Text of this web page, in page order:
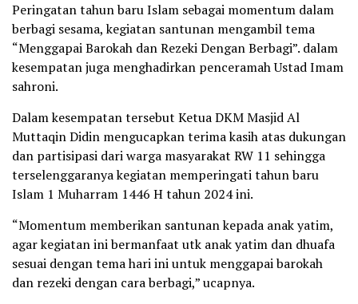
Peringatan tahun baru Islam sebagai momentum dalam
berbagi sesama, kegiatan santunan mengambil tema
“Menggapai Barokah dan Rezeki Dengan Berbagi”. dalam
kesempatan juga menghadirkan penceramah Ustad Imam
sahroni.
Dalam kesempatan tersebut Ketua DKM Masjid Al
Muttaqin Didin mengucapkan terima kasih atas dukungan
dan partisipasi dari warga masyarakat RW 11 sehingga
terselenggaranya kegiatan memperingati tahun baru
Islam 1 Muharram 1446 H tahun 2024 ini.
“Momentum memberikan santunan kepada anak yatim,
agar kegiatan ini bermanfaat utk anak yatim dan dhuafa
sesuai dengan tema hari ini untuk menggapai barokah
dan rezeki dengan cara berbagi,” ucapnya.